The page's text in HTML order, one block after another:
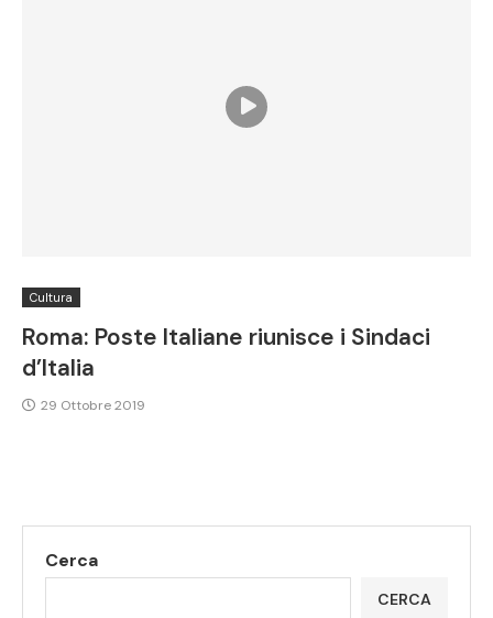
Cultura
Roma: Poste Italiane riunisce i Sindaci
d’Italia
29 Ottobre 2019
Cerca
CERCA